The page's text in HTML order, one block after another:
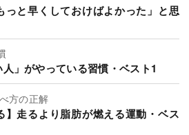
っと早くしておけばよかった」と思
人」がやっている習慣・ベスト1
方の正解
】走るより脂肪が燃える運動・ベス